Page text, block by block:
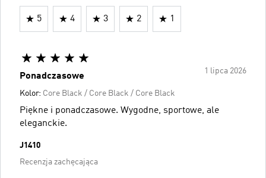
5 4 3 2 1
1 lipca 2026
Ponadczasowe
Kolor: Core Black / Core Black / Core Black
Piękne i ponadczasowe. Wygodne, sportowe, ale
eleganckie.
J1410
Recenzja zachęcająca